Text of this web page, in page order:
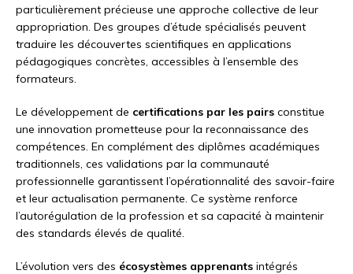
particulièrement précieuse une approche collective de leur
appropriation. Des groupes d’étude spécialisés peuvent
traduire les découvertes scientifiques en applications
pédagogiques concrètes, accessibles à l’ensemble des
formateurs.
Le développement de certifications par les pairs constitue
une innovation prometteuse pour la reconnaissance des
compétences. En complément des diplômes académiques
traditionnels, ces validations par la communauté
professionnelle garantissent l’opérationnalité des savoir-faire
et leur actualisation permanente. Ce système renforce
l’autorégulation de la profession et sa capacité à maintenir
des standards élevés de qualité.
L’évolution vers des écosystèmes apprenants intégrés